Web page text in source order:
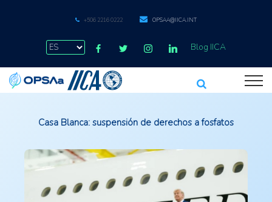
+506 2216 0222 OPSAA@IICA.INT
Blog IICA
Casa Blanca: suspensión de derechos a fosfatos